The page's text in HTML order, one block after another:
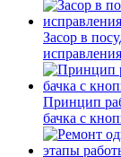
Засор в
Принцип
бачка с